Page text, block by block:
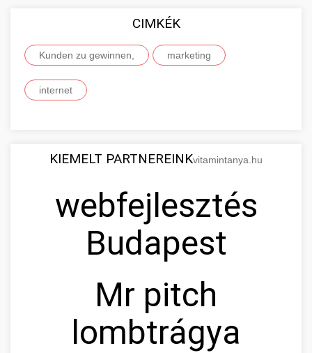
CIMKÉK
Kunden zu gewinnen, marketing
internet
KIEMELT PARTNEREINKvitamintanya.hu
webfejlesztés
Budapest
Mr pitch
lombtrágya